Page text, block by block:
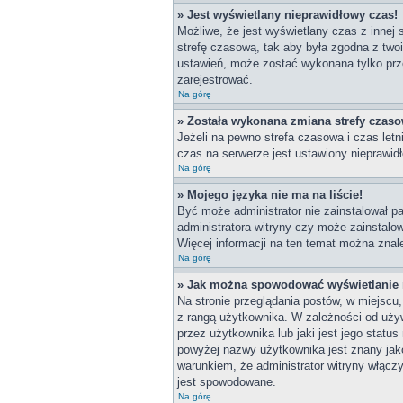
» Jest wyświetlany nieprawidłowy czas!
Możliwe, że jest wyświetlany czas z innej
strefę czasową, tak aby była zgodna z
ustawień, może zostać wykonana tylko
zarejestrować.
Na górę
» Została wykonana zmiana strefy
Jeżeli na pewno strefa czasowa i czas
czas na serwerze jest ustawiony
Na górę
» Mojego języka nie ma na liście!
Być może administrator nie zainstalował
administratora witryny czy może
Więcej informacji na ten temat można
Na górę
» Jak można spowodować
Na stronie przeglądania postów, w
z rangą użytkownika. W zależności od
przez użytkownika lub jaki jest jego
powyżej nazwy użytkownika jest znany
warunkiem, że administrator witryny
jest spowodowane.
Na górę